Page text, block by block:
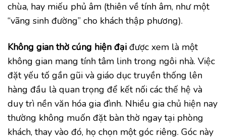
chùa, hay miếu phủ âm (thiên về tính âm, như một
“vãng sinh đường” cho khách thập phương).
Không gian thờ cúng hiện đại được xem là một
không gian mang tính tâm linh trong ngôi nhà. Việc
đặt yếu tố gần gũi và giáo dục truyền thống lên
hàng đầu là quan trọng để kết nối các thế hệ và
duy trì nền văn hóa gia đình. Nhiều gia chủ hiện nay
thường không muốn đặt bàn thờ ngay tại phòng
khách, thay vào đó, họ chọn một góc riêng. Góc này